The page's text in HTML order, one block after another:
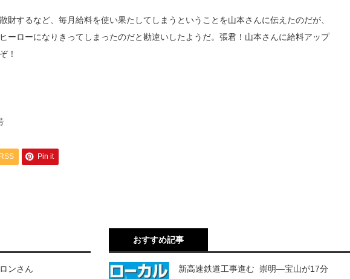
財するなど、毎月給料を使い果たしてしまうということを山本さんに伝えたのだが、
ーローになりきってしまったのだと勘違いしたようだ。張君！山本さんに給料アップ
！
RSS Pin it
ンさん
おすすめ記事
新高速鉄道工事進む 崇明―宝山が17分